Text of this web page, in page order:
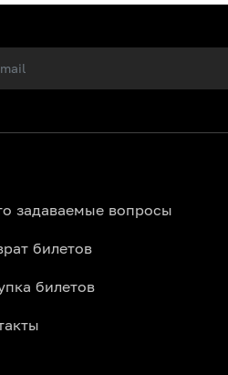
задаваемые вопросы
билетов
билетов